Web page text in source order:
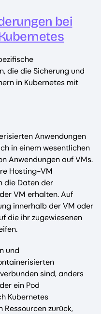
bei
die die Sicherung und
in Kubernetes mit
Anwendungen
in einem wesentlichen
Anwendungen auf VMs.
Hosting-VM
die Daten der
VM erhalten. Auf
innerhalb der VM oder
die ihr zugewiesenen
und
sind, anders
ein Pod
Kubernetes
zurück,